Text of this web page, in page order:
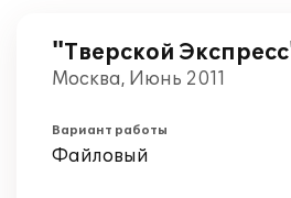
"Тверской
Москва, Июнь 2011
Вариант работы
Файловый